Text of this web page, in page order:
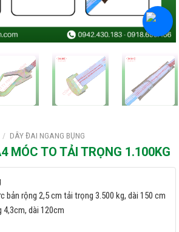
/ DÂY ĐAI NGANG BỤNG
MÓC TO TẢI TRỌNG 1.100KG
bản rộng 2,5 cm tải trọng 3.500 kg, dài 150 cm
4,3cm, dài 120cm